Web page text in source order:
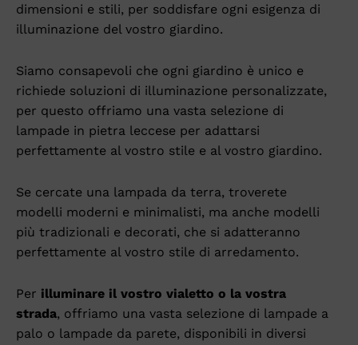
dimensioni e stili, per soddisfare ogni esigenza di
illuminazione del vostro giardino.
Siamo consapevoli che ogni giardino è unico e
richiede soluzioni di illuminazione personalizzate,
per questo offriamo una vasta selezione di
lampade in pietra leccese per adattarsi
perfettamente al vostro stile e al vostro giardino.
Se cercate una lampada da terra, troverete
modelli moderni e minimalisti, ma anche modelli
più tradizionali e decorati, che si adatteranno
perfettamente al vostro stile di arredamento.
Per illuminare il vostro vialetto o la vostra
strada, offriamo una vasta selezione di lampade a
palo o lampade da parete, disponibili in diversi